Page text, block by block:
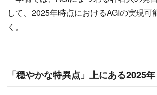
して、2025年時点におけるAGIの実現可
く。
「穏やかな特異点」上にある2025年